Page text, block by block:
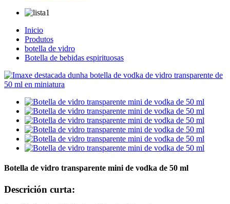
Inicio
Produtos
botella de vidro
Botella de bebidas espirituosas
Botella de vidro transparente mini de vodka de 50 ml
Descrición curta: